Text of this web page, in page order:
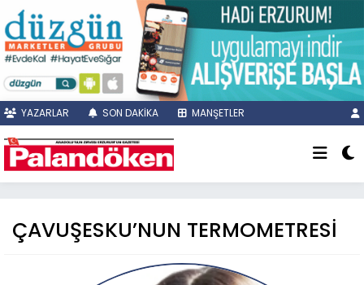
YAZARLAR SON DAKİKA MANŞETLER
ÇAVUŞESKU’NUN TERMOMETRESİ